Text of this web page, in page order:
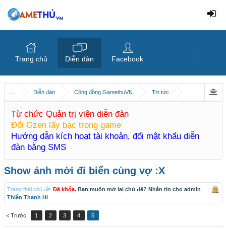
Diễn đàn Cộng đồng GamethuVN Tin tức
Từ chức Quản trị viên diễn đàn
Đổi Gzen lấy bạc trong game
Hướng dẫn kích hoạt tài khoản, đổi mật khẩu diễn
đàn bằng SMS
Show ảnh mới đi biển cùng vợ :X
Trạng thái chủ đề: Đã khóa. Bạn muốn mở lại chủ đề? Nhắn tin cho admin
Thiên Thanh Hi
< Trước 1 2 3 4 5
Trang chủ Diễn đàn Facebook